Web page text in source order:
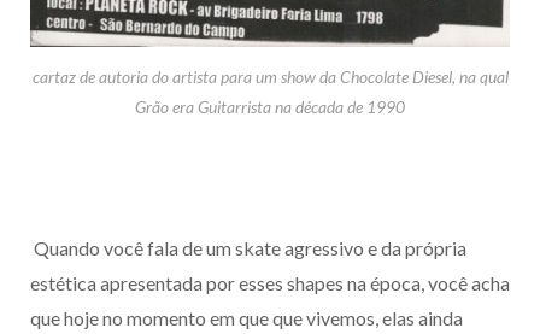
cartaz de autoria do artista para um show da Chocolate Diesel, na qual
Grão era Guitarrista na década de 1990
Quando você fala de um skate agressivo e da própria
estética apresentada por esses shapes na época, você acha
que hoje no momento em que que vivemos, elas ainda